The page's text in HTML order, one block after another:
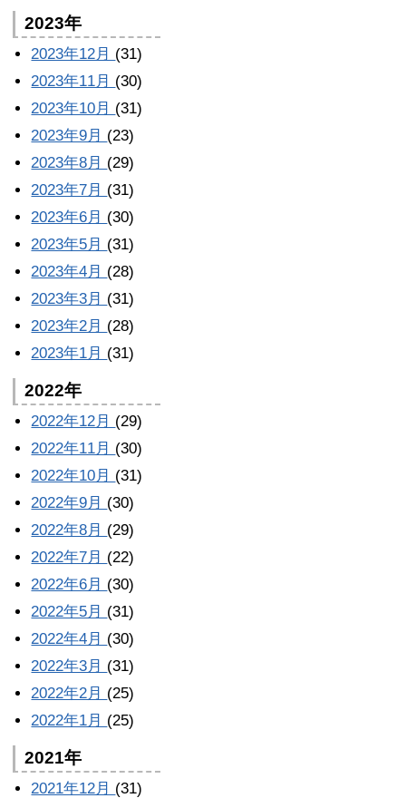
2023年
2023年12月 (31)
2023年11月 (30)
2023年10月 (31)
2023年9月 (23)
2023年8月 (29)
2023年7月 (31)
2023年6月 (30)
2023年5月 (31)
2023年4月 (28)
2023年3月 (31)
2023年2月 (28)
2023年1月 (31)
2022年
2022年12月 (29)
2022年11月 (30)
2022年10月 (31)
2022年9月 (30)
2022年8月 (29)
2022年7月 (22)
2022年6月 (30)
2022年5月 (31)
2022年4月 (30)
2022年3月 (31)
2022年2月 (25)
2022年1月 (25)
2021年
2021年12月 (31)